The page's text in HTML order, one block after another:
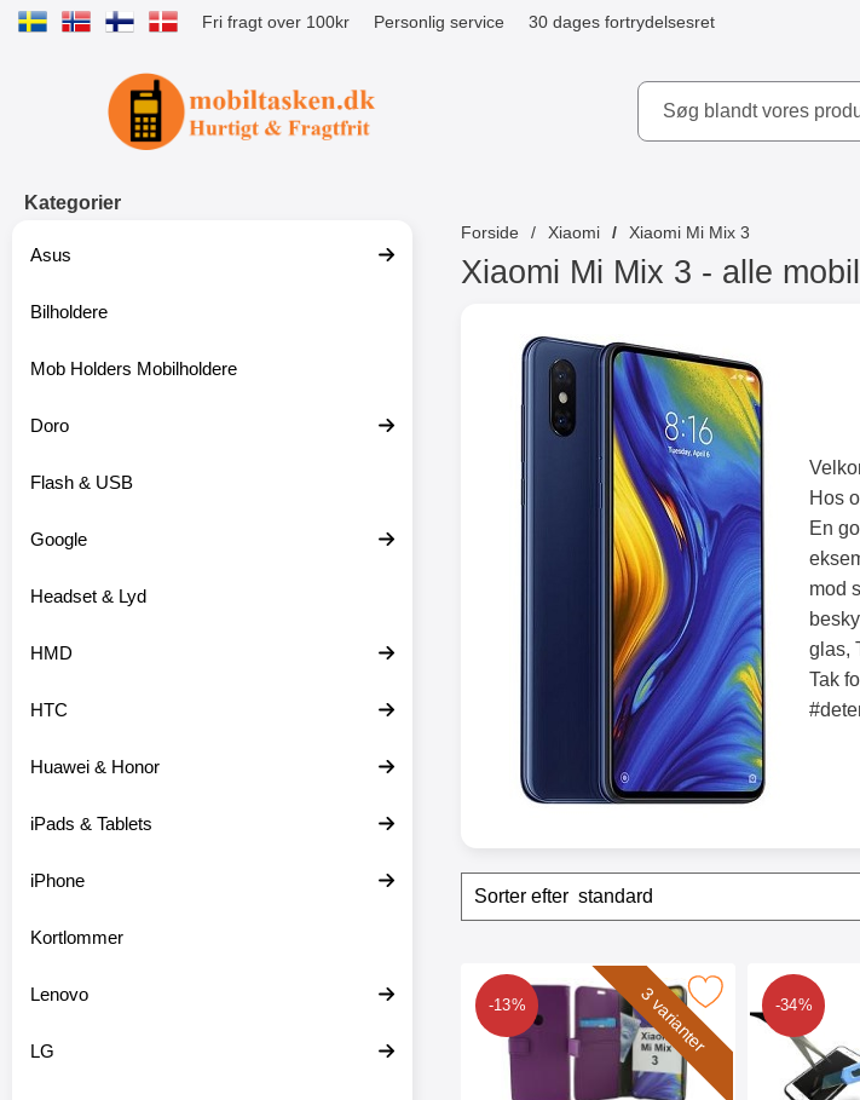
Fri fragt over 100kr Personlig service 30 dages fortrydelsesret
Startside for Tibro Billiga Mobilskydd AB
Kategorier
Asus
Bilholdere
Mob Holders Mobilholdere
Doro
Flash & USB
Google
Headset & Lyd
HMD
HTC
Huawei & Honor
iPads & Tablets
iPhone
Kortlommer
Lenovo
LG
Forside Xiaomi Xiaomi Mi Mix 3
Xiaomi Mi Mix 3 - alle
Hos
En
mod
glas,
Tak
r
Sorter standard
produktliste
3 varianter
-13%
Marker standcase Wallet Xiaomi Mi Mix 3
-34%
Marker